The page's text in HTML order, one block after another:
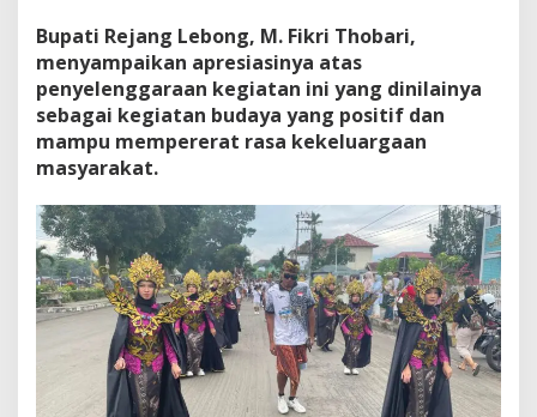
Bupati Rejang Lebong, M. Fikri Thobari,
menyampaikan apresiasinya atas
penyelenggaraan kegiatan ini yang dinilainya
sebagai kegiatan budaya yang positif dan
mampu mempererat rasa kekeluargaan
masyarakat.